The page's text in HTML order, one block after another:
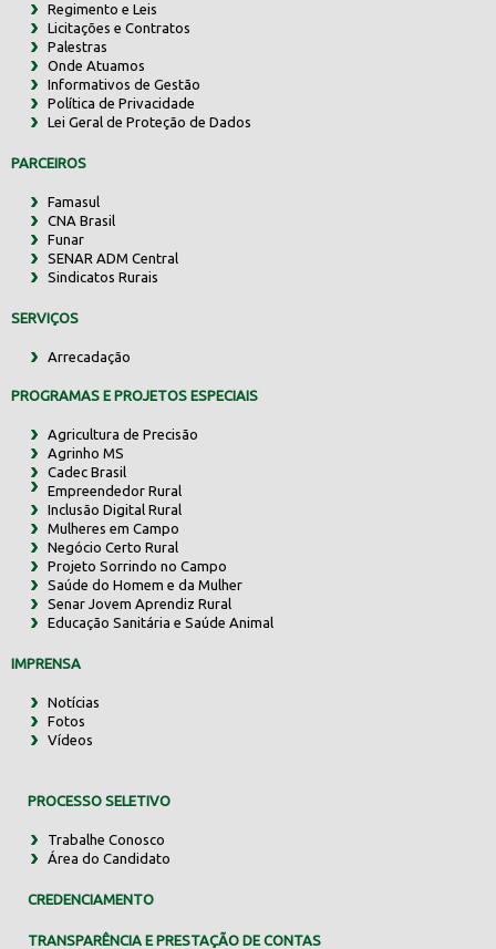
Regimento e Leis
Licitações e Contratos
Palestras
Onde Atuamos
Informativos de Gestão
Política de Privacidade
Lei Geral de Proteção de Dados
PARCEIROS
Famasul
CNA Brasil
Funar
SENAR ADM Central
Sindicatos Rurais
SERVIÇOS
Arrecadação
PROGRAMAS E PROJETOS ESPECIAIS
Agricultura de Precisão
Agrinho MS
Cadec Brasil
Empreendedor Rural
Inclusão Digital Rural
Mulheres em Campo
Negócio Certo Rural
Projeto Sorrindo no Campo
Saúde do Homem e da Mulher
Senar Jovem Aprendiz Rural
Educação Sanitária e Saúde Animal
IMPRENSA
Notícias
Fotos
Vídeos
PROCESSO SELETIVO
Trabalhe Conosco
Área do Candidato
CREDENCIAMENTO
TRANSPARÊNCIA E PRESTAÇÃO DE CONTAS